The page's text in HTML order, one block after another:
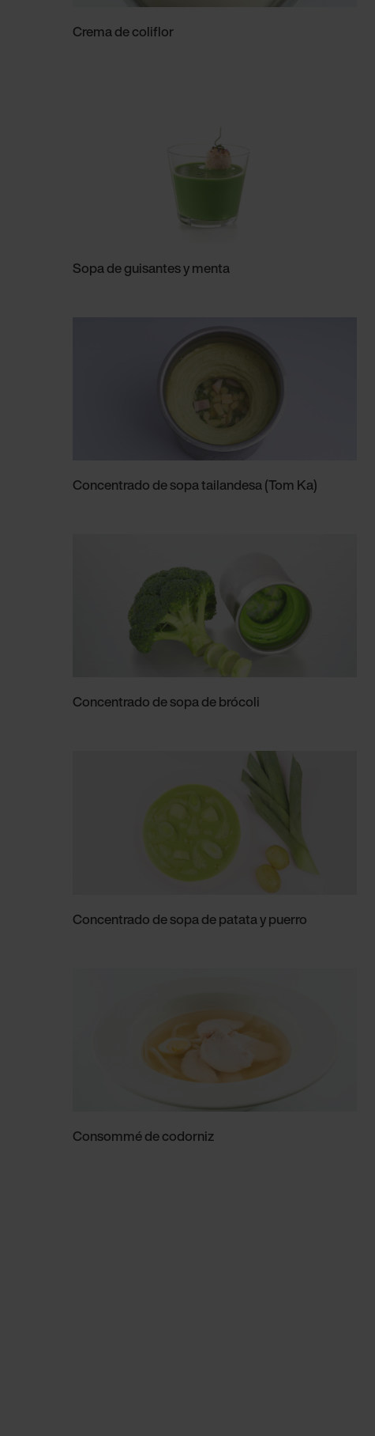
Crema de coliflor
Sopa de guisantes y menta
Concentrado de sopa tailandesa (Tom Ka)
Concentrado de sopa de brócoli
Concentrado de sopa de patata y puerro
Consommé de codorniz